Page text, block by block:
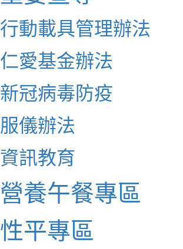
行動載具管理辦法
仁愛基金辦法
新冠病毒防疫
服儀辦法
資訊教育
營養午餐專區
性平專區